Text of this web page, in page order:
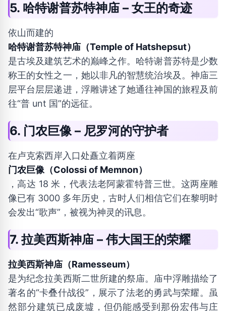
5. 哈特谢普苏特神庙 – 女王的奇迹
依山而建的
哈特谢普苏特神庙（Temple of Hatshepsut）
是古埃及建筑艺术的巅峰之作。哈特谢普苏特是少数
称王的女性之一，她以非凡的智慧统治埃及。神庙三
层平台层层递进，浮雕讲述了她通往神国的旅程及前
往“普 unt 国”的远征。
6. 门农巨像 – 尼罗河的守护者
在卢克索西岸入口处矗立着两座
门农巨像（Colossi of Memnon）
，高达 18 米，代表法老阿蒙霍特普三世。这两座雕
像已有 3000 多年历史，古时人们相信它们在黎明时
会发出“歌声”，被视为神灵的讯息。
7. 拉美西斯神庙 – 伟大国王的荣耀
拉美西斯神庙（Ramesseum）
是为纪念拉美西斯二世所建的祭庙。庙中浮雕描绘了
著名的“卡叠什战役”，展示了法老的勇武与荣耀。虽
然部分建筑已成废墟，但仍能感受到那份宏伟与庄